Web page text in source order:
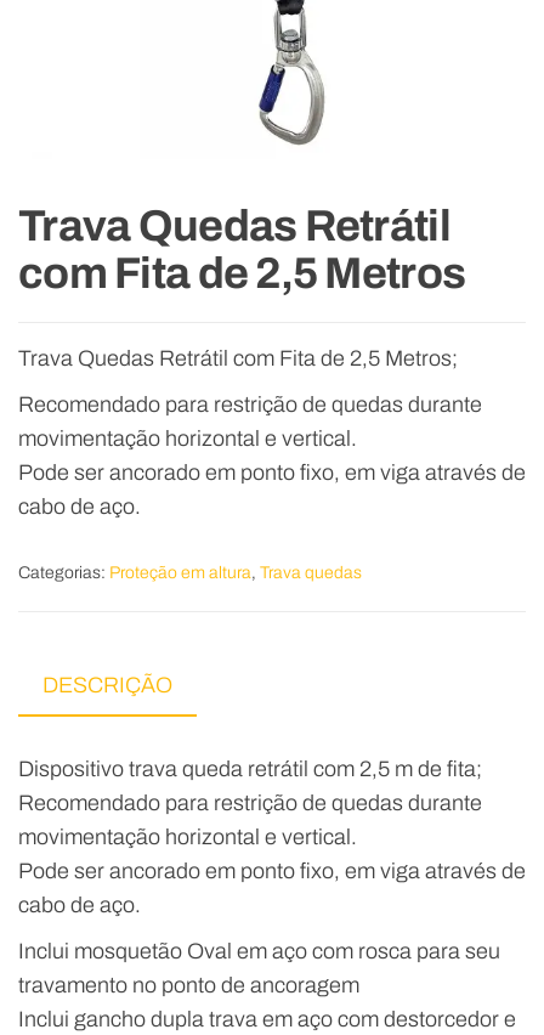
Trava Quedas Retrátil
com Fita de 2,5 Metros
Trava Quedas Retrátil com Fita de 2,5 Metros;
Recomendado para restrição de quedas durante
movimentação horizontal e vertical.
Pode ser ancorado em ponto fixo, em viga através de
cabo de aço.
Categorias: Proteção em altura, Trava quedas
DESCRIÇÃO
Dispositivo trava queda retrátil com 2,5 m de fita;
Recomendado para restrição de quedas durante
movimentação horizontal e vertical.
Pode ser ancorado em ponto fixo, em viga através de
cabo de aço.
Inclui mosquetão Oval em aço com rosca para seu
travamento no ponto de ancoragem
Inclui gancho dupla trava em aço com destorcedor e